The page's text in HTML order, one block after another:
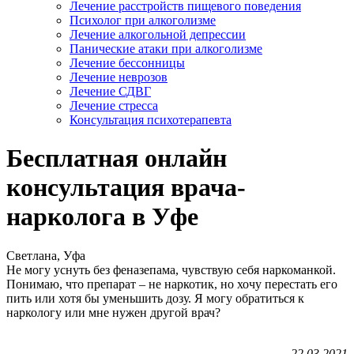
Лечение расстройств пищевого поведения
Психолог при алкоголизме
Лечение алкогольной депрессии
Панические атаки при алкоголизме
Лечение бессонницы
Лечение неврозов
Лечение СДВГ
Лечение стресса
Консультация психотерапевта
Бесплатная онлайн
консультация врача-
нарколога в Уфе
Светлана, Уфа
Не могу уснуть без феназепама, чувствую себя наркоманкой.
Понимаю, что препарат – не наркотик, но хочу перестать его
пить или хотя бы уменьшить дозу. Я могу обратиться к
наркологу или мне нужен другой врач?